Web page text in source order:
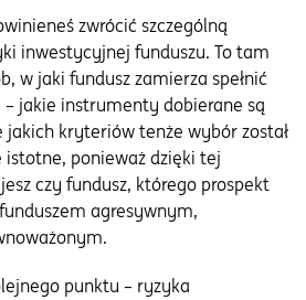
zwrócić szczególną
inwestycyjnej funduszu. To tam
w jaki fundusz zamierza spełnić
jakie instrumenty dobierane są
jakich kryteriów tenże wybór został
istotne, ponieważ dzięki tej
czy fundusz, którego prospekt
agresywnym,
punktu – ryzyka